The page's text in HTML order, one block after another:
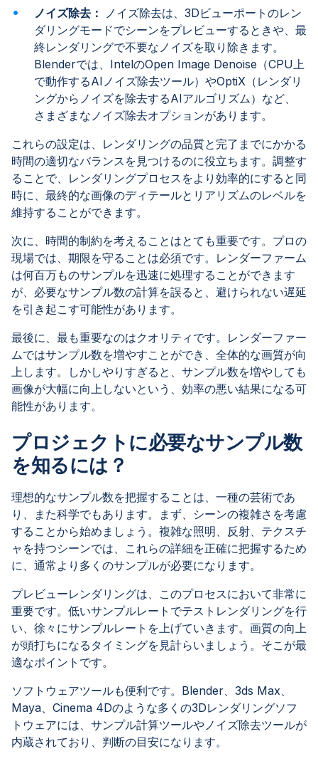
ノイズ除去：
ノイズ除去は、3Dビューポートのレン
ダリングモードでシーンをプレビューするときや、最
終レンダリングで不要なノイズを取り除きます。
Blenderでは、IntelのOpen Image Denoise（CPU上
で動作するAIノイズ除去ツール）やOptiX（レンダリ
ングからノイズを除去するAIアルゴリズム）など、
さまざまなノイズ除去オプションがあります。
これらの設定は、レンダリングの品質と完了までにかかる
時間の適切なバランスを見つけるのに役立ちます。調整す
ることで、レンダリングプロセスをより効率的にすると同
時に、最終的な画像のディテールとリアリズムのレベルを
維持することができます。
次に、時間的制約を考えることはとても重要です。プロの
現場では、期限を守ることは必須です。レンダーファーム
は何百万ものサンプルを迅速に処理することができます
が、必要なサンプル数の計算を誤ると、避けられない遅延
を引き起こす可能性があります。
最後に、最も重要なのはクオリティです。レンダーファー
ムではサンプル数を増やすことができ、全体的な画質が向
上します。しかしやりすぎると、サンプル数を増やしても
画像が大幅に向上しないという、効率の悪い結果になる可
能性があります。
プロジェクトに必要なサンプル数
を知るには？
理想的なサンプル数を把握することは、一種の芸術であ
り、また科学でもあります。まず、シーンの複雑さを考慮
することから始めましょう。複雑な照明、反射、テクスチ
ャを持つシーンでは、これらの詳細を正確に把握するため
に、通常より多くのサンプルが必要になります。
プレビューレンダリングは、このプロセスにおいて非常に
重要です。低いサンプルレートでテストレンダリングを行
い、徐々にサンプルレートを上げていきます。画質の向上
が頭打ちになるタイミングを見計らいましょう。そこが最
適なポイントです。
ソフトウェアツールも便利です。Blender、3ds Max、
Maya、Cinema 4Dのような多くの3Dレンダリングソフ
トウェアには、サンプル計算ツールやノイズ除去ツールが
内蔵されており、判断の目安になります。